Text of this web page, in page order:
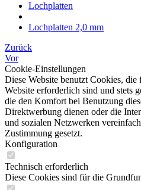
Lochplatten
Lochplatten 2,0 mm
Zurück
Vor
Cookie-Einstellungen
Diese Website benutzt Cookies,
Website erforderlich sind und stets
die den Komfort bei Benutzung
Direktwerbung dienen oder die
und sozialen Netzwerken
Zustimmung gesetzt.
Konfiguration
Technisch erforderlich
Diese Cookies sind für die